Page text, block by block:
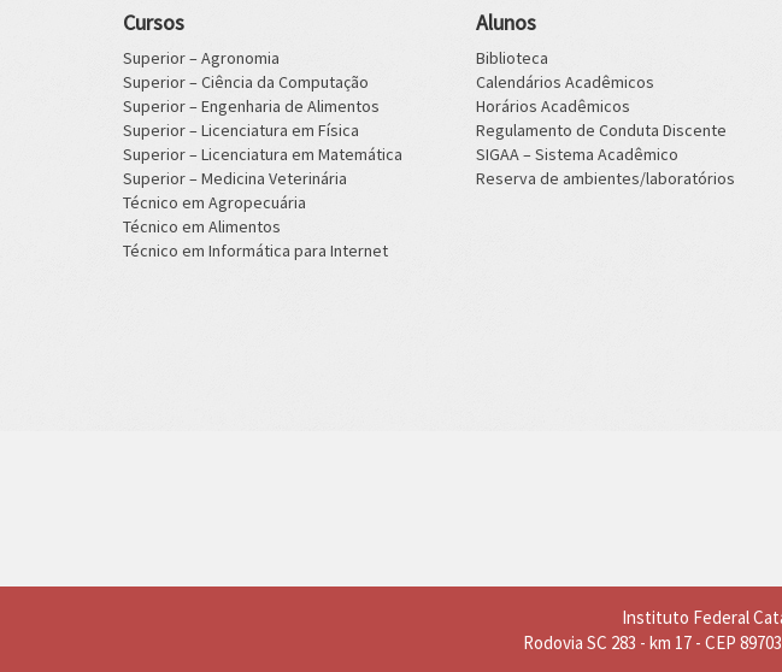
Cursos
Superior – Agronomia
Superior – Ciência da Computação
Superior – Engenharia de Alimentos
Superior – Licenciatura em Física
Superior – Licenciatura em Matemática
Superior – Medicina Veterinária
Técnico em Agropecuária
Técnico em Alimentos
Técnico em Informática para Internet
Alunos
Biblioteca
Calendários Acadêmicos
Horários Acadêmicos
Regulamento de Conduta Discente
SIGAA – Sistema Acadêmico
Reserva de ambientes/laboratórios
Instituto Federal
Rodovia SC 283 - km 17 - CEP